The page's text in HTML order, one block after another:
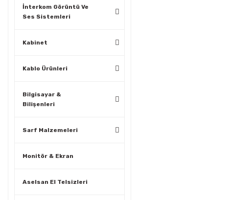
İnterkom Görüntü Ve
Ses Sistemleri
Kabinet
Kablo Ürünleri
Bilgisayar &
Bilişenleri
Sarf Malzemeleri
Monitör & Ekran
Aselsan El Telsizleri